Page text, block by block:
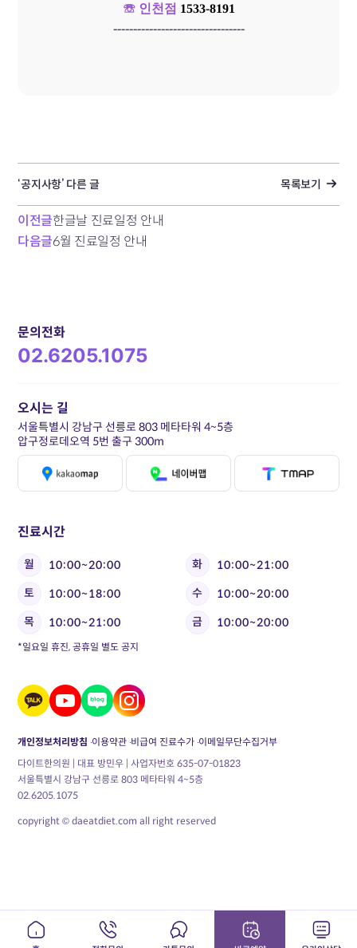
☏ 인천점 1533-8191
---------------------------------
‘공지사항’ 다른 글 목록보기
이전글한글날 진료일정 안내
다음글6월 진료일정 안내
문의전화
02.6205.1075
진료시간
월 10:00~20:00 화
10:00~21:00
토
10:00~18:00 수
10:00~20:00
목
10:00~21:00 금 10:00~20:00
*일요일 휴진, 공휴일 별도 공지
오시는 길
서울특별시 강남구 선릉로 803 메타타워 4~5층
압구정로데오역 5번 출구 300m
개인정보처리방침 이용약관 비급여 진료수가 이메일무단수집거부
다이트한의원 | 대표 방민우 | 사업자번호 635-07-01823
서울특별시 강남구 선릉로 803 메타타워 4~5층
02.6205.1075
copyright © daeatdiet.com all right reserved